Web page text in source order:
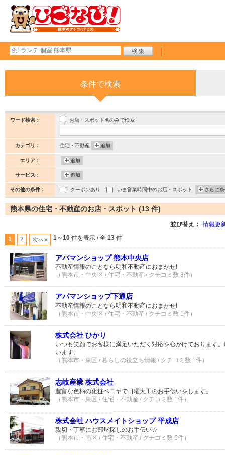
条件で検索
ワード検索： お店・スポット名のみで検索
カテゴリ： 住宅・不動産 追加
エリア： 追加
サービス： 追加
その他の条件： クーポンあり いま営業時間中のお店・スポット さらに
熊本県の住宅・不動産のお店・スポット (13 件)
並び替え： 情報更
1 2 次へ» 1～10 件を表示 / 全 13 件
アパマンショップ 熊本中央店
不動産情報のことなら明和不動産におまかせ!
（熊本市・中央区 / 住宅・不動産 / クチコミ数 3件）
アパマンショップ下通店
不動産情報のことなら明和不動産におまかせ!
（熊本市・中央区 / 住宅・不動産 / クチコミ数 1件）
株式会社 ひかり
いつも笑顔でお客様に満足いただく対応を心がけております
います。
（熊本市・東区 / 暮らしの役立ち情報 / クチコミ数 1件）
志岐産業 株式会社
豊富な色柄の化粧ベニヤで日曜大工のお手伝いをします。
（熊本市・東区 / 住宅・不動産 / クチコミ数 1件）
株式会社 ハウスメイトショップ 平成店
親切・丁寧にお部屋探しのお手伝い☆
（熊本市・南区 / 住宅・不動産 / クチコミ数 6件）